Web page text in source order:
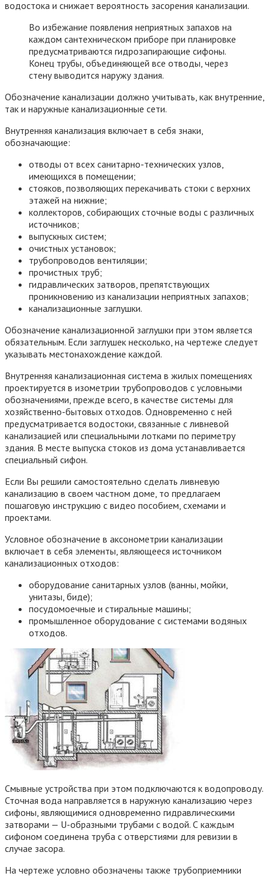
водостока и снижает вероятность засорения канализации.
Во избежание появления неприятных запахов на
каждом сантехническом приборе при планировке
предусматриваются гидрозапирающие сифоны.
Конец трубы, объединяющей все отводы, через
стену выводится наружу здания.
Обозначение канализации должно учитывать, как внутренние,
так и наружные канализационные сети.
Внутренняя канализация включает в себя знаки,
обозначающие:
отводы от всех санитарно-технических узлов,
имеющихся в помещении;
стояков, позволяющих перекачивать стоки с верхних
этажей на нижние;
коллекторов, собирающих сточные воды с различных
источников;
выпускных систем;
очистных установок;
трубопроводов вентиляции;
прочистных труб;
гидравлических затворов, препятствующих
проникновению из канализации неприятных запахов;
канализационные заглушки.
Обозначение канализационной заглушки при этом является
обязательным. Если заглушек несколько, на чертеже следует
указывать местонахождение каждой.
Внутренняя канализационная система в жилых помещениях
проектируется в изометрии трубопроводов с условными
обозначениями, прежде всего, в качестве системы для
хозяйственно-бытовых отходов. Одновременно с ней
предусматривается водостоки, связанные с ливневой
канализацией или специальными лотками по периметру
здания. В месте выпуска стоков из дома устанавливается
специальный сифон.
Если Вы решили самостоятельно сделать ливневую
канализацию в своем частном доме, то предлагаем
пошаговую инструкцию с видео пособием, схемами и
проектами.
Условное обозначение в аксонометрии канализации
включает в себя элементы, являющееся источником
канализационных отходов:
оборудование санитарных узлов (ванны, мойки,
унитазы, биде);
посудомоечные и стиральные машины;
промышленное оборудование с системами водяных
отходов.
Смывные устройства при этом подключаются к водопроводу.
Сточная вода направляется в наружную канализацию через
сифоны, являющимися одновременно гидравлическими
затворами — U-образными трубами с водой. С каждым
сифоном соединена труба с отверстиями для ревизии в
случае засора.
На чертеже условно обозначены также трубоприемники